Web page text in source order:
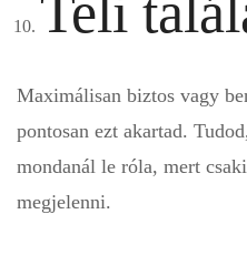
Teli
Maximálisan biztos vagy
pontosan ezt akartad.
mondanál le róla, mert
megjelenni.